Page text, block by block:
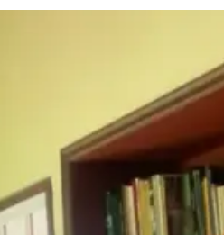
Copiar enlace
Telegram
LinkedIn